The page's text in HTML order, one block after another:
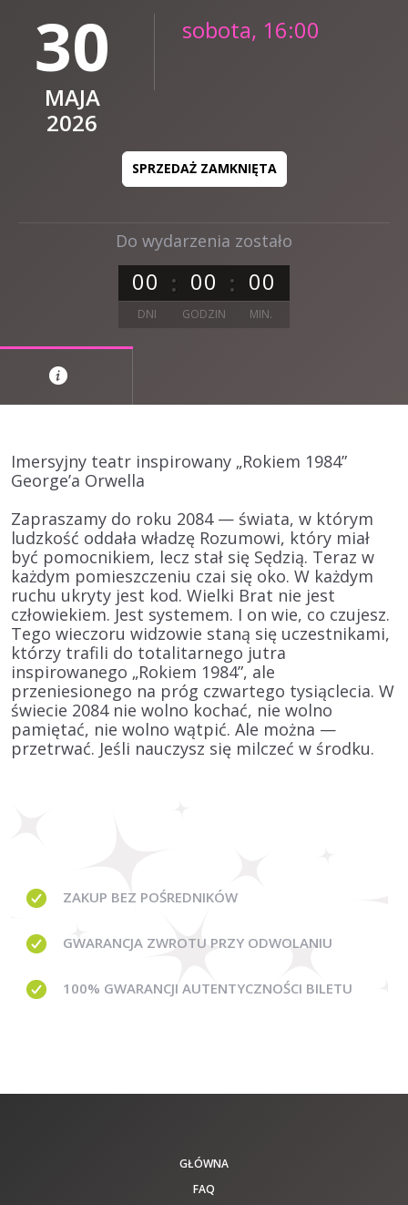
Do wydarzenia zostało
00 00 00
DNI GODZIN MIN.
30
MAJA
2026
sobota, 16:00
SPRZEDAŻ ZAMKNIĘTA
Imersyjny teatr inspirowany „Rokiem 1984”
George’a Orwella
Zapraszamy do roku 2084 — świata, w którym
ludzkość oddała władzę Rozumowi, który miał
być pomocnikiem, lecz stał się Sędzią. Teraz w
każdym pomieszczeniu czai się oko. W każdym
ruchu ukryty jest kod. Wielki Brat nie jest
człowiekiem. Jest systemem. I on wie, co czujesz.
Tego wieczoru widzowie staną się uczestnikami,
którzy trafili do totalitarnego jutra
inspirowanego „Rokiem 1984”, ale
przeniesionego na próg czwartego tysiąclecia. W
świecie 2084 nie wolno kochać, nie wolno
pamiętać, nie wolno wątpić. Ale można —
przetrwać. Jeśli nauczysz się milczeć w środku.
ZAKUP BEZ POŚREDNIKÓW
GWARANCJA ZWROTU PRZY ODWOLANIU
100% GWARANCJI AUTENTYCZNOŚCI BILETU
GŁÓWNA
FAQ